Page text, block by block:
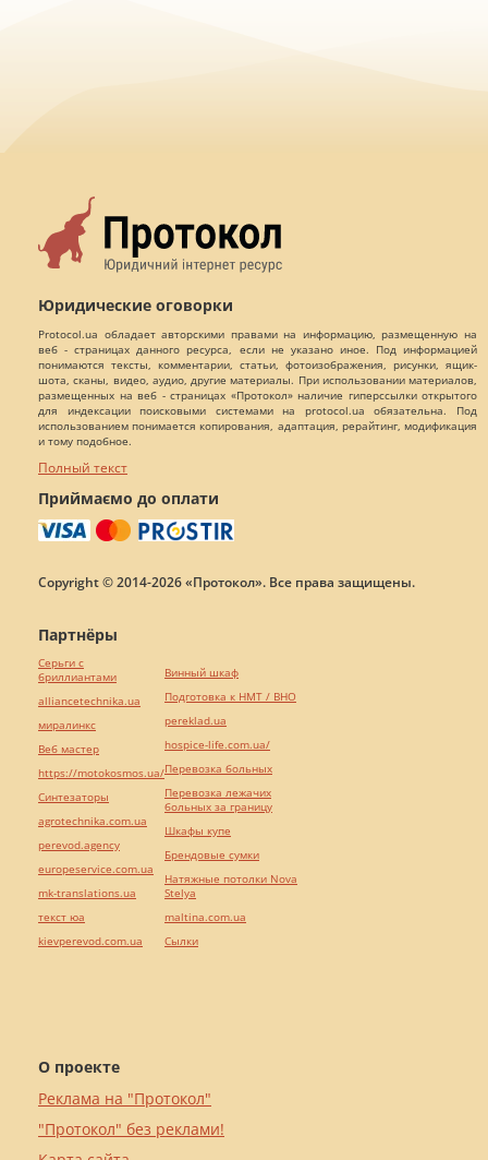
Юридические оговорки
Protocol.ua обладает авторскими правами на информацию, размещенную на
веб - страницах данного ресурса, если не указано иное. Под информацией
понимаются тексты, комментарии, статьи, фотоизображения, рисунки, ящик-
шота, сканы, видео, аудио, другие материалы. При использовании материалов,
размещенных на веб - страницах «Протокол» наличие гиперссылки открытого
для индексации поисковыми системами на protocol.ua обязательна. Под
использованием понимается копирования, адаптация, рерайтинг, модификация
и тому подобное.
Полный текст
Приймаємо до оплати
Copyright © 2014-2026 «Протокол». Все права защищены.
О проекте
Реклама на "Протокол"
"Протокол" без реклами!
Партнёры
Серьги с
бриллиантами
alliancetechnika.ua
миралинкс
Веб мастер
https://motokosmos.ua/
Синтезаторы
agrotechnika.com.ua
perevod.agency
europeservice.com.ua
mk-translations.ua
текст юа
kievperevod.com.ua
Винный шкаф
Подготовка к НМТ / ВНО
pereklad.ua
hospice-life.com.ua/
Перевозка больных
Перевозка лежачих
больных за границу
Шкафы купе
Брендовые сумки
Натяжные потолки Nova
Stelya
maltina.com.ua
Cылки